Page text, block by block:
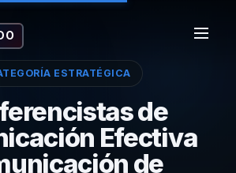
ESTRATÉGICA
de
Efectiva
de